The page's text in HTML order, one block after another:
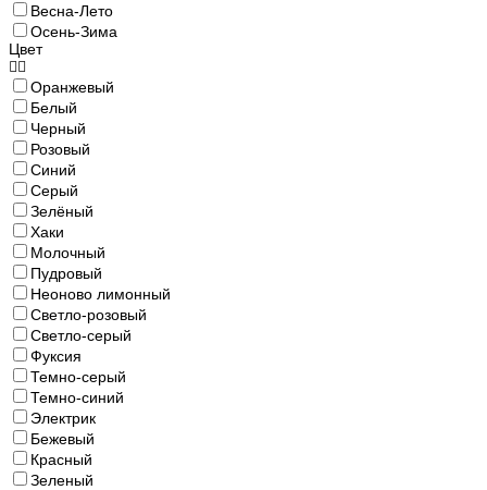
Весна-Лето
Осень-Зима
Цвет
Оранжевый
Белый
Черный
Розовый
Синий
Серый
Зелёный
Хаки
Молочный
Пудровый
Неоново лимонный
Светло-розовый
Светло-серый
Фуксия
Темно-серый
Темно-синий
Электрик
Бежевый
Красный
Зеленый